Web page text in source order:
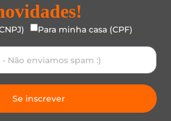
Para minha casa (CPF)
Se inscrever